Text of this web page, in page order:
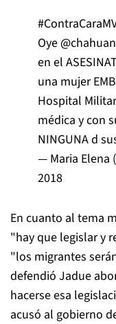
Oye @chahuan
en el
una mujer
Hospital
médica y con
NINGUNA d
— Maria Elena
2018
En cuanto al tema
"hay que legislar y
"los migrantes
defendió Jadue
hacerse esa
acusó al gobierno